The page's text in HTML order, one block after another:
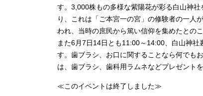
す。3,000株もの多様な紫陽花が彩る白山神
り、これは「ご本宮一の宮」の修験者の一人
われ、当時の庶民から篤い信仰を集めたとのこ
また6月7日14日とも11:00～14:00、白山神
す。歯ブラシ、お口に関することなら何でも
は、歯ブラシ、歯科用ラムネなどプレゼント
≪このイベントは終了しました≫